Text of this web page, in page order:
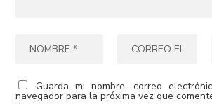
Guarda mi nombre, correo
navegador para la próxima vez que